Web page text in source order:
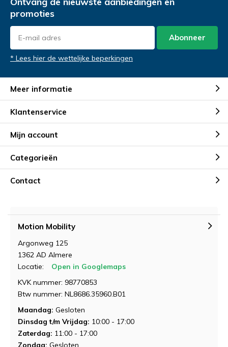
promoties
Abonneer
* Lees hier de wettelijke beperkingen
Meer informatie
Klantenservice
Mijn account
Categorieën
Contact
Motion Mobility
Argonweg 125
1362 AD Almere
Locatie:
Open in Googlemaps
KVK nummer: 98770853
Btw nummer: NL8686.35960.B01
Maandag: Gesloten
Dinsdag t/m Vrijdag: 10:00 - 17:00
Zaterdag: 11:00 - 17:00
Zondag: Gesloten